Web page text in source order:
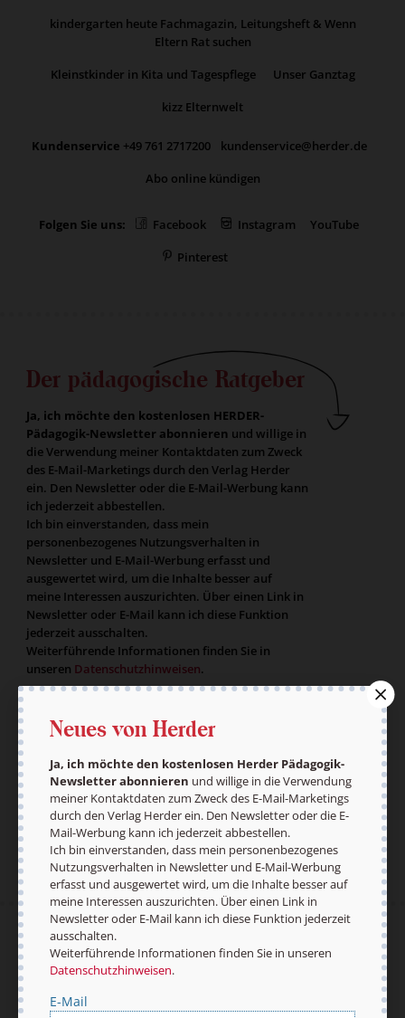
kindergarten heute Fachmagazin, Leitungsheft & Wenn
Eltern Rat suchen
Kleinstkinder in Kita und Tagespflege
Unser Ganztag
kizz Elternwelt
Kundenservice +49 761 2717200
kundenservice@herder.de
Abo online kündigen
Folgen Sie uns: Facebook Instagram
YouTube
Pinterest
Der pädagogische Ratgeber
Ja, ich möchte den kostenlosen HERDER-
Pädagogik-Newsletter abonnieren und willige in
die Verwendung meiner Kontaktdaten zum Zweck
des E-Mail-Marketings durch den Verlag Herder
ein. Den Newsletter oder die E-Mail-Werbung kann
ich jederzeit abbestellen.
Ich bin einverstanden, dass mein
personenbezogenes Nutzungsverhalten in
Newsletter und E-Mail-Werbung erfasst und
ausgewertet wird, um die Inhalte besser auf
meine Interessen auszurichten. Über einen Link in
Newsletter oder E-Mail kann ich diese Funktion
jederzeit ausschalten.
Weiterführende Informationen finden Sie in
unseren Datenschutzhinweisen.
Jetzt anmelden
AGB und Widerrufsbelehrung
Barrierefreiheit
Impressum
Neues von Herder
Ja, ich möchte den kostenlosen Herder Pädagogik-
Newsletter abonnieren und willige in die Verwendung
meiner Kontaktdaten zum Zweck des E-Mail-Marketings
durch den Verlag Herder ein. Den Newsletter oder die E-
Mail-Werbung kann ich jederzeit abbestellen.
Ich bin einverstanden, dass mein personenbezogenes
Nutzungsverhalten in Newsletter und E-Mail-Werbung
erfasst und ausgewertet wird, um die Inhalte besser auf
meine Interessen auszurichten. Über einen Link in
Newsletter oder E-Mail kann ich diese Funktion jederzeit
ausschalten.
Weiterführende Informationen finden Sie in unseren
Datenschutzhinweisen.
E-Mail